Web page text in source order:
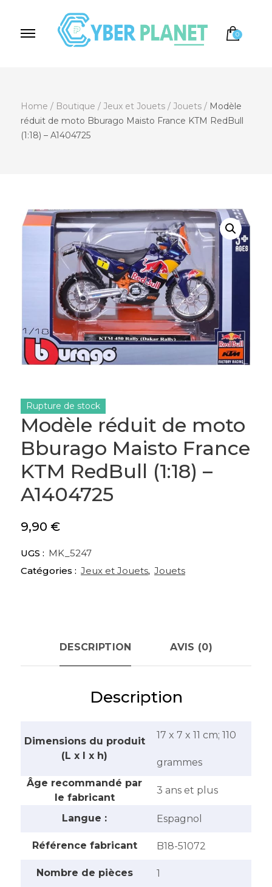
0
Home / Boutique / Jeux et Jouets / Jouets / Modèle
réduit de moto Bburago Maisto France KTM RedBull
(1:18) – A1404725
Modèle réduit de moto
Bburago Maisto France
KTM RedBull (1:18) –
A1404725
9,90 €
Rupture de stock
UGS : MK_5247
Catégories : Jeux et Jouets, Jouets
DESCRIPTION AVIS (0)
Description
Dimensions du produit
(L x l x h)
‎17 x 7 x 11 cm; 110
grammes
Âge recommandé par
le fabricant
‎3 ans et plus
Langue : ‎Espagnol
Référence fabricant ‎B18-51072
Nombre de pièces
‎1